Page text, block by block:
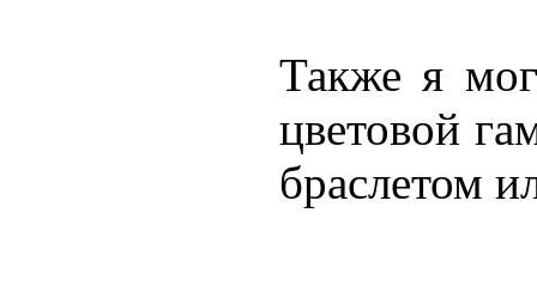
Также я
цветовой
браслетом